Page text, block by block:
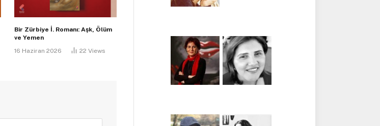
Bir Zürbiye İ. Romanı: Aşk, Ölüm
ve Yemen
16 Haziran 2026
22 Views